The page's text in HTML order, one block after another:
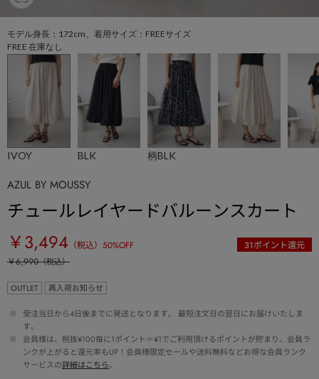
モデル身長：172cm、着用サイズ：FREEサイズ
FREE 在庫なし
IVOY BLK 柄BLK
AZUL BY MOUSSY
チュールレイヤードバルーンスカート
￥3,494 （税込） 50%OFF 31ポイント還元
￥6,990（税込）
OUTLET 再入荷お知らせ
※
受注当日から4日後までに発送となります。 最短注文日の翌日にお届けいたしま
す。
※
会員様は、税抜¥100毎に1ポイント＝¥1でご利用頂けるポイントが貯まり、会員ラ
ンクが上がると還元率もUP！会員様限定セールや送料無料などお得な会員ランク
サービスの詳細はこちら。